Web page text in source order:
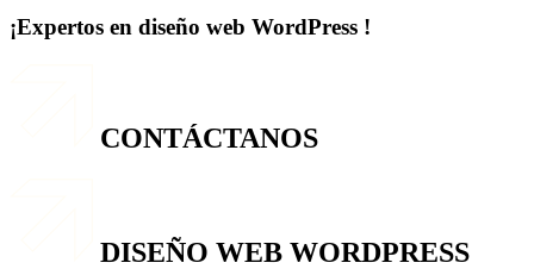
¡Expertos en diseño web WordPress !
CONTÁCTANOS
DISEÑO WEB WORDPRESS